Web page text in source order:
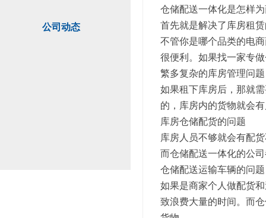
公司动态
仓储配送一体化是怎样
首先就是解决了库房租
不管你是哪个品类的电
很便利。如果找一家专
繁多复杂的库房管理问题
如果租下库房后，那就
的，库房内的货物就会
库房仓储配货的问题
库房人员不够就会有配
而仓储配送一体化的公
仓储配送运输车辆的问题
如果是商家个人做配货
致浪费大量的时间。而